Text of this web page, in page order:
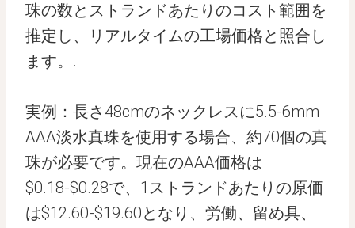
珠の数とストランドあたりのコスト範囲を
推定し、リアルタイムの工場価格と照合し
ます。.
実例：長さ48cmのネックレスに5.5-6mm
AAA淡水真珠を使用する場合、約70個の真
珠が必要です。現在のAAA価格は
$0.18-$0.28で、1ストランドあたりの原価
は$12.60-$19.60となり、労働、留め具、